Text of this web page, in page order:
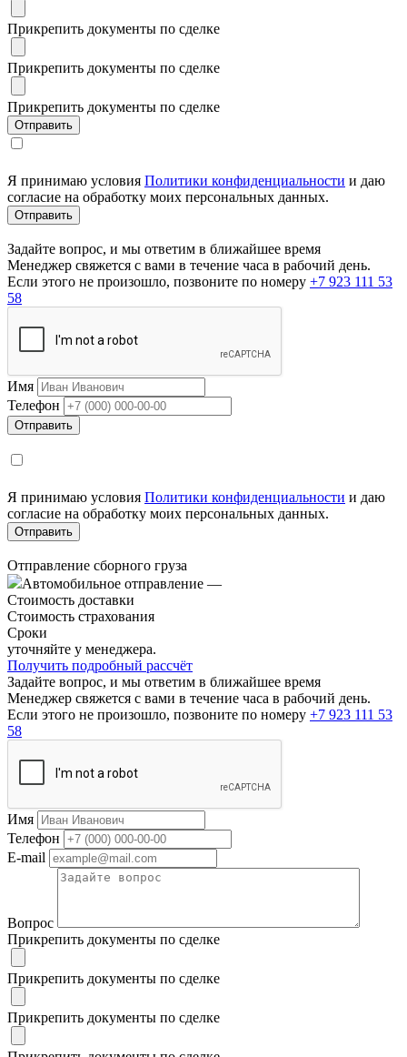
Прикрепить документы по сделке
Прикрепить документы по сделке
Прикрепить документы по сделке
Я принимаю условия Политики конфиденциальности и даю
согласие на обработку моих персональных данных.
Задайте вопрос, и мы ответим в ближайшее время
Менеджер свяжется с вами в течение часа в рабочий день.
Если этого не произошло, позвоните по номеру +7 923 111 53
58
Имя
Телефон
Я принимаю условия Политики конфиденциальности и даю
согласие на обработку моих персональных данных.
Отправление сборного груза
Автомобильное отправление —
Стоимость доставки
Стоимость страхования
Сроки
уточняйте у менеджера.
Получить подробный рассчёт
Задайте вопрос, и мы ответим в ближайшее время
Менеджер свяжется с вами в течение часа в рабочий день.
Если этого не произошло, позвоните по номеру +7 923 111 53
58
Имя
Телефон
E-mail
Вопрос
Прикрепить документы по сделке
Прикрепить документы по сделке
Прикрепить документы по сделке